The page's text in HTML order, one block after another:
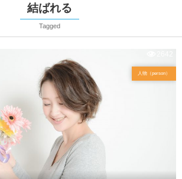
結ばれる
Tagged
人物（person）